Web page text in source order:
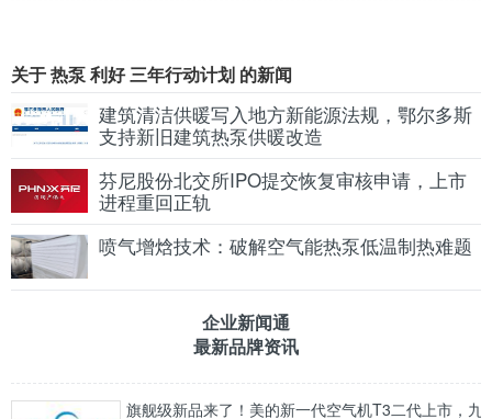
关于 热泵 利好 三年行动计划 的新闻
建筑清洁供暖写入地方新能源法规，鄂尔多斯
支持新旧建筑热泵供暖改造
芬尼股份北交所IPO提交恢复审核申请，上市
进程重回正轨
喷气增焓技术：破解空气能热泵低温制热难题
企业新闻通
最新品牌资讯
旗舰级新品来了！美的新一代空气机T3二代上市，九